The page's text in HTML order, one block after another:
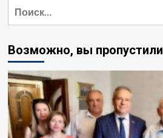
Возможно, вы пропустили